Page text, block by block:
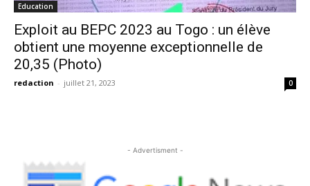
Education
Exploit au BEPC 2023 au Togo : un élève
obtient une moyenne exceptionnelle de
20,35 (Photo)
redaction - juillet 21, 2023 0
- Advertisment -